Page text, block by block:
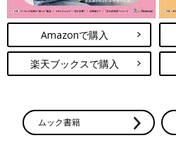
Amazonで購入
楽天ブックスで購入
ムック書籍